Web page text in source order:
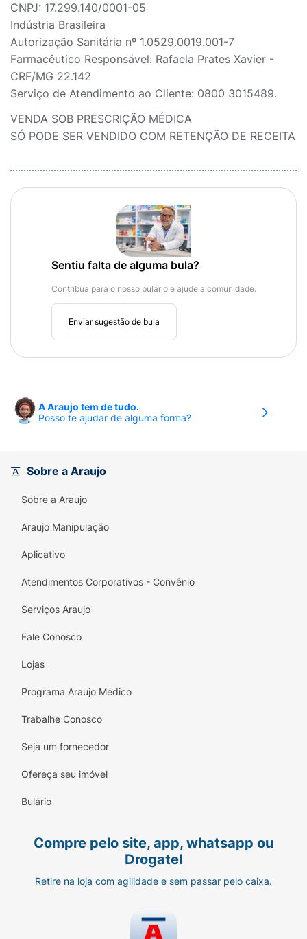
CNPJ: 17.299.140/0001-05
Indústria Brasileira
Autorização Sanitária nº 1.0529.0019.001-7
Farmacêutico Responsável: Rafaela Prates Xavier -
CRF/MG 22.142
Serviço de Atendimento ao Cliente: 0800 3015489.
VENDA SOB PRESCRIÇÃO MÉDICA
SÓ PODE SER VENDIDO COM RETENÇÃO DE RECEITA
Sentiu falta de alguma bula?
Contribua para o nosso bulário e ajude a comunidade.
Enviar sugestão de bula
A Araujo tem de tudo.
Posso te ajudar de alguma forma?
Sobre a Araujo
Sobre a Araujo
Araujo Manipulação
Aplicativo
Atendimentos Corporativos - Convênio
Serviços Araujo
Fale Conosco
Lojas
Programa Araujo Médico
Trabalhe Conosco
Seja um fornecedor
Ofereça seu imóvel
Bulário
Compre pelo site, app, whatsapp ou
Drogatel
Retire na loja com agilidade e sem passar pelo caixa.